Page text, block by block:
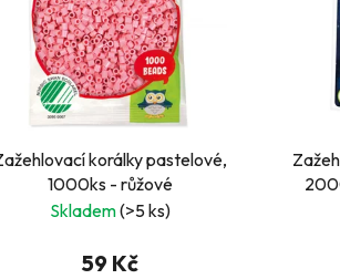
korálky pastelové,
1000ks - růžové
Skladem(>5 ks)
59 Kč